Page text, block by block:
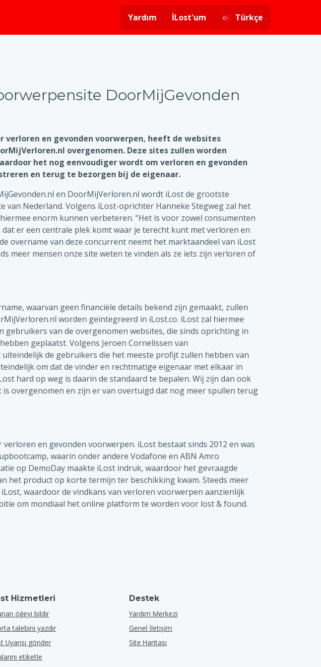
Yardım İLost'um Türkçe
DoorMijGevonden
verloren en gevonden voorwerpen, heeft de websites
overgenomen. Deze sites zullen worden
het nog eenvoudiger wordt om verloren en gevonden
en terug te bezorgen bij de eigenaar.
en DoorMijVerloren.nl wordt iLost de grootste
van Nederland. Volgens iLost-oprichter Hanneke Stegweg zal het
enorm kunnen verbeteren. “Het is voor zowel consumenten
er een centrale plek komt waar je terecht kunt met verloren en
overname van deze concurrent neemt het marktaandeel van iLost
meer mensen onze site weten te vinden als ze iets zijn verloren of
waarvan geen financiële details bekend zijn gemaakt, zullen
worden geïntegreerd in iLost.co. iLost zal hiermee
gebruikers van de overgenomen websites, die sinds oprichting in
geplaatst. Volgens Jeroen Cornelissen van
de gebruikers die het meeste profijt zullen hebben van
om dat de vinder en rechtmatige eigenaar met elkaar in
hard op weg is daarin de standaard te bepalen. Wij zijn dan ook
overgenomen en zijn er van overtuigd dat nog meer spullen terug
verloren en gevonden voorwerpen. iLost bestaat sinds 2012 en was
waarin onder andere Vodafone en ABN Amro
op DemoDay maakte iLost indruk, waardoor het gevraagde
het product op korte termijn ter beschikking kwam. Steeds meer
waardoor de vindkans van verloren voorwerpen aanzienlijk
om mondiaal het online platform te worden voor lost & found.
Hizmetleri
öğeyi bildir
talebini yazdır
Uyarısı gönder
etiketle
Destek
Yardım Merkezi
Genel İletişim
Site Haritası